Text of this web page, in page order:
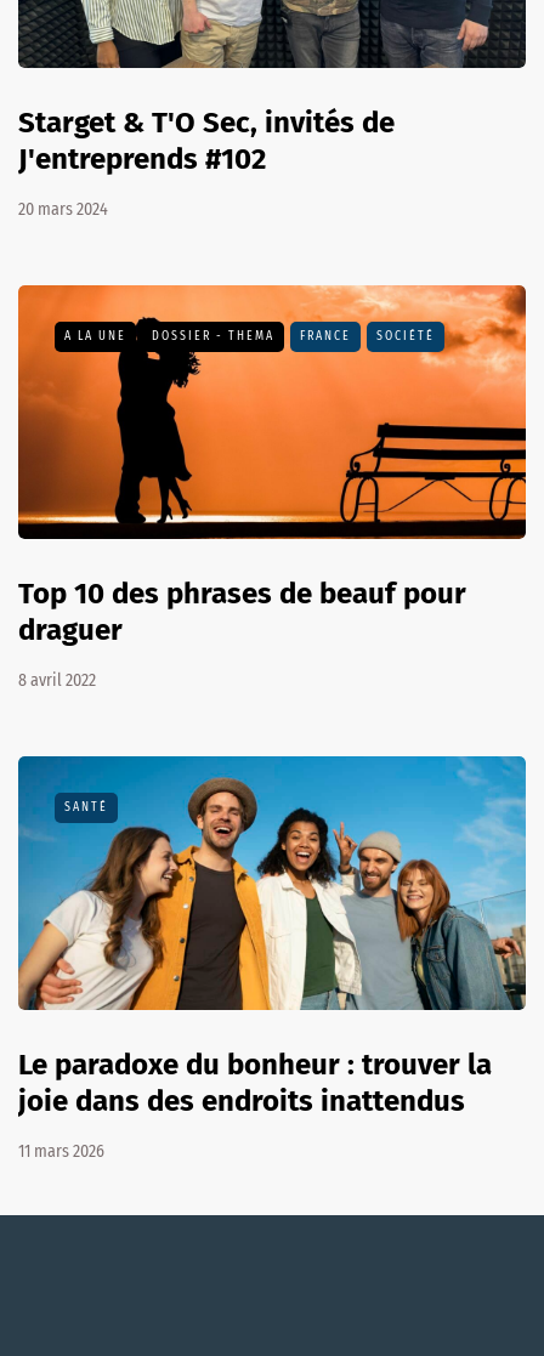
Starget & T'O Sec, invités de
J'entreprends #102
20 mars 2024
A LA UNE DOSSIER - THEMA FRANCE SOCIÉTÉ
Top 10 des phrases de beauf pour
draguer
8 avril 2022
SANTÉ
Le paradoxe du bonheur : trouver la
joie dans des endroits inattendus
11 mars 2026